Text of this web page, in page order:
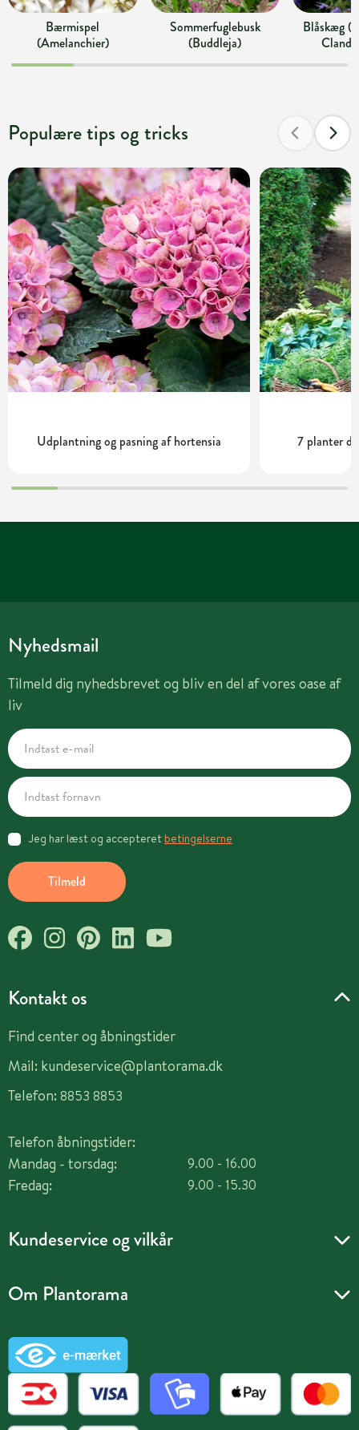
Bærmispel
(Amelanchier)
Sommerfuglebusk
(Buddleja)
Blåskæg
Populære tips og tricks
Udplantning og pasning af hortensia 7 planter
Kontakt os
Find center og åbningstider
Mail: kundeservice@plantorama.dk
Telefon: 8853 8853
Telefon åbningstider:
Mandag - torsdag:
Fredag:
9.00 - 16.00
9.00 - 15.30
Kundeservice og vilkår
Om Plantorama
Nyhedsmail
Tilmeld dig nyhedsbrevet og bliv en del af vores oase af
liv
Tilmeld
Jeg har læst og accepteret betingelserne